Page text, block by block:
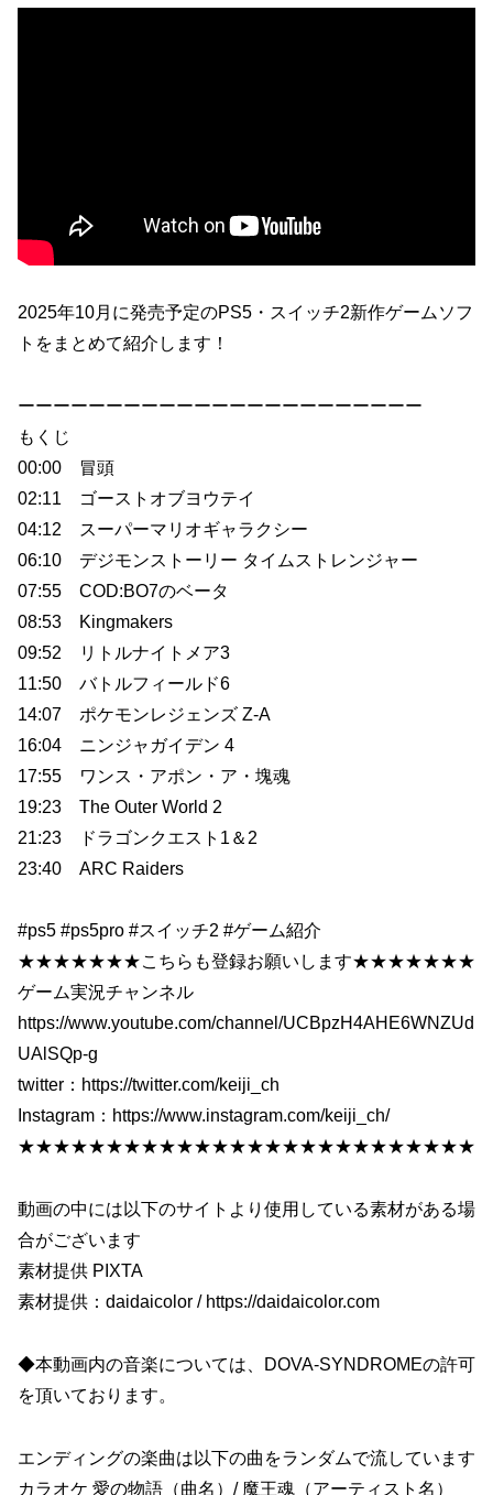
2025年10月に発売予定のPS5・スイッチ2新作ゲームソフ
トをまとめて紹介します！
ーーーーーーーーーーーーーーーーーーーーーーー
もくじ
00:00 冒頭
02:11 ゴーストオブヨウテイ
04:12 スーパーマリオギャラクシー
06:10 デジモンストーリー タイムストレンジャー
07:55 COD:BO7のベータ
08:53 Kingmakers
09:52 リトルナイトメア3
11:50 バトルフィールド6
14:07 ポケモンレジェンズ Z-A
16:04 ニンジャガイデン 4
17:55 ワンス・アポン・ア・塊魂
19:23 The Outer World 2
21:23 ドラゴンクエスト1＆2
23:40 ARC Raiders
#ps5 #ps5pro #スイッチ2 #ゲーム紹介
★★★★★★★こちらも登録お願いします★★★★★★★
ゲーム実況チャンネル
https://www.youtube.com/channel/UCBpzH4AHE6WNZUd
UAlSQp-g
twitter：https://twitter.com/keiji_ch
Instagram：https://www.instagram.com/keiji_ch/
★★★★★★★★★★★★★★★★★★★★★★★★★★
動画の中には以下のサイトより使用している素材がある場
合がございます
素材提供 PIXTA
素材提供：daidaicolor / https://daidaicolor.com
◆本動画内の音楽については、DOVA-SYNDROMEの許可
を頂いております。
エンディングの楽曲は以下の曲をランダムで流しています
カラオケ 愛の物語（曲名）/ 魔王魂（アーティスト名）